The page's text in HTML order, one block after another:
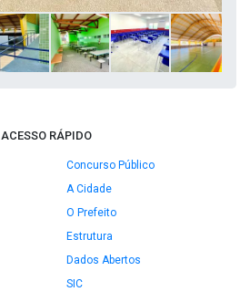
ACESSO RÁPIDO
Concurso Público
A Cidade
O Prefeito
Estrutura
Dados Abertos
SIC